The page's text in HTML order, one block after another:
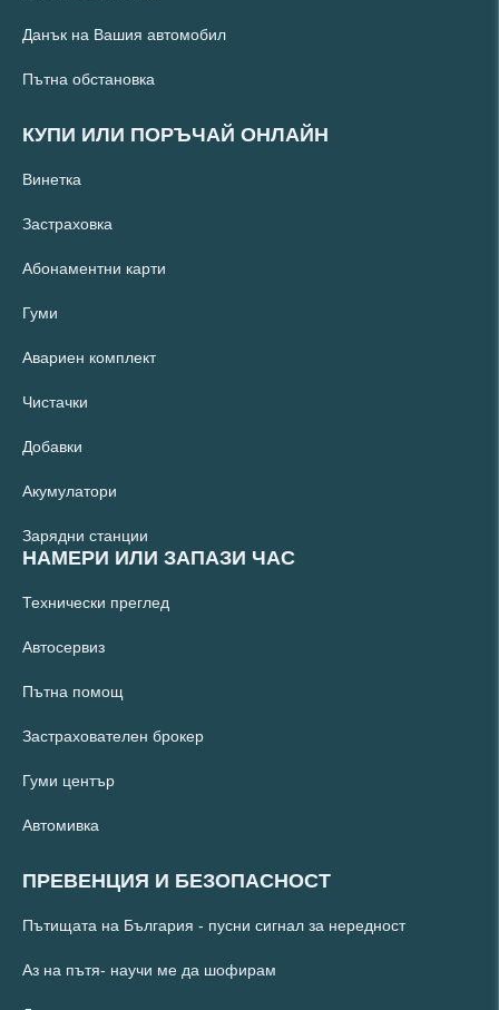
Данък на Вашия автомобил
Пътна обстановка
КУПИ ИЛИ ПОРЪЧАЙ ОНЛАЙН
Винетка
Застраховка
Абонаментни карти
Гуми
Авариен комплект
Чистачки
Добавки
Акумулатори
Зарядни станции
НАМЕРИ ИЛИ ЗАПАЗИ ЧАС
Технически преглед
Автосервиз
Пътна помощ
Застрахователен брокер
Гуми център
Автомивка
ПРЕВЕНЦИЯ И БЕЗОПАСНОСТ
Пътищата на България - пусни сигнал за нередност
Аз на пътя- научи ме да шофирам